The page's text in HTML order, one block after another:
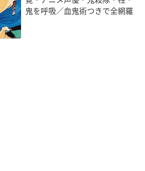
鬼を呼吸／血鬼術つきで全網羅